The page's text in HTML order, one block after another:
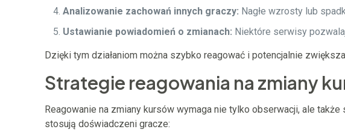
Analizowanie zachowań innych graczy: Nagłe wzrosty lub
Ustawianie powiadomień o zmianach: Niektóre serwisy
Dzięki tym działaniom można szybko reagować i potencjalnie
Strategie reagowania na zmiany
Reagowanie na zmiany kursów wymaga nie tylko obserwacji, ale
stosują doświadczeni gracze: